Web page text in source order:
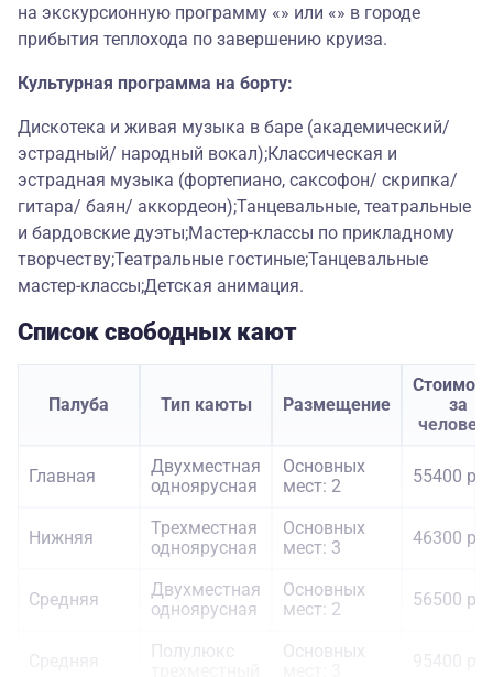
на экскурсионную программу «» или «» в городе
прибытия теплохода по завершению круиза.
Культурная программа на борту:
Дискотека и живая музыка в баре (академический/
эстрадный/ народный вокал);Классическая и
эстрадная музыка (фортепиано, саксофон/ скрипка/
гитара/ баян/ аккордеон);Танцевальные, театральные
и бардовские дуэты;Мастер-классы по прикладному
творчеству;Театральные гостиные;Танцевальные
мастер-классы;Детская анимация.
Список свободных кают
Палуба Тип каюты Размещение
за
Главная
Двухместная
одноярусная
Основных
мест: 2
55400
Нижняя
Трехместная
одноярусная
Основных
мест: 3
46300
Средняя
Двухместная
одноярусная
Основных
мест: 2
56500
Полулюкс
Основных